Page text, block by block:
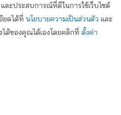
ะประสบการณ์ที่ดีในการใช้เว็บไซต์
ยดได้ที่ นโยบายความเป็นส่วนตัว และ
ด้ของคุณได้เองโดยคลิกที่ ตั้งค่า